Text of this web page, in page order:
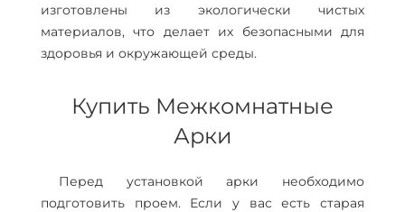
изготовлены из экологически чистых
материалов, что делает их безопасными для
здоровья и окружающей среды.
Купить Межкомнатные
Арки
Перед установкой арки необходимо
подготовить проем. Если у вас есть старая